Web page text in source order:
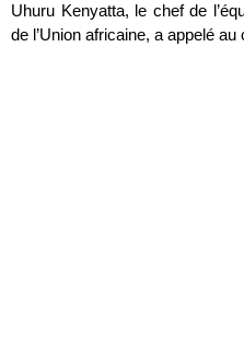
Uhuru Kenyatta, le chef de
de l’Union africaine, a appelé au